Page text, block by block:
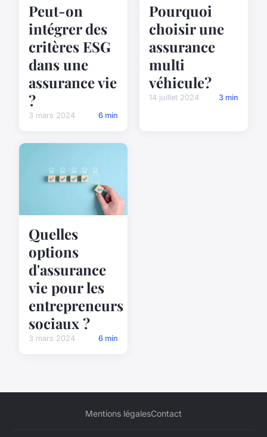
Peut-on
intégrer des
critères ESG
dans une
assurance vie
?
3 mars 2024 6 min
Pourquoi
choisir une
assurance
multi
véhicule?
14 juillet 2024 3 min
Quelles
options
d'assurance
vie pour les
entrepreneurs
sociaux ?
3 mars 2024 6 min
Mentions légalesContact